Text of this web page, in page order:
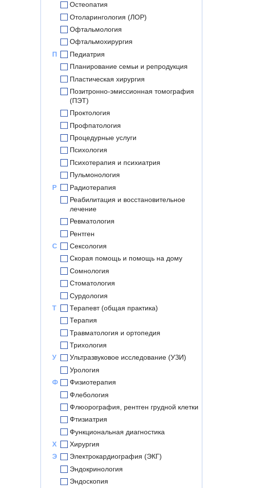
Остеопатия
Отоларингология (ЛОР)
Офтальмология
Офтальмохирургия
П
Педиатрия
Планирование семьи и репродукция
Пластическая хирургия
Позитронно-эмиссионная томография
(ПЭТ)
Проктология
Профпатология
Процедурные услуги
Психология
Психотерапия и психиатрия
Пульмонология
Р
Радиотерапия
Реабилитация и восстановительное
лечение
Ревматология
Рентген
С
Сексология
Скорая помощь и помощь на дому
Сомнология
Стоматология
Сурдология
Т
Терапевт (общая практика)
Терапия
Травматология и ортопедия
Трихология
У
Ультразвуковое исследование (УЗИ)
Урология
Ф
Физиотерапия
Флебология
Флюорография, рентген грудной клетки
Фтизиатрия
Функциональная диагностика
Х
Хирургия
Э
Электрокардиография (ЭКГ)
Эндокринология
Эндоскопия